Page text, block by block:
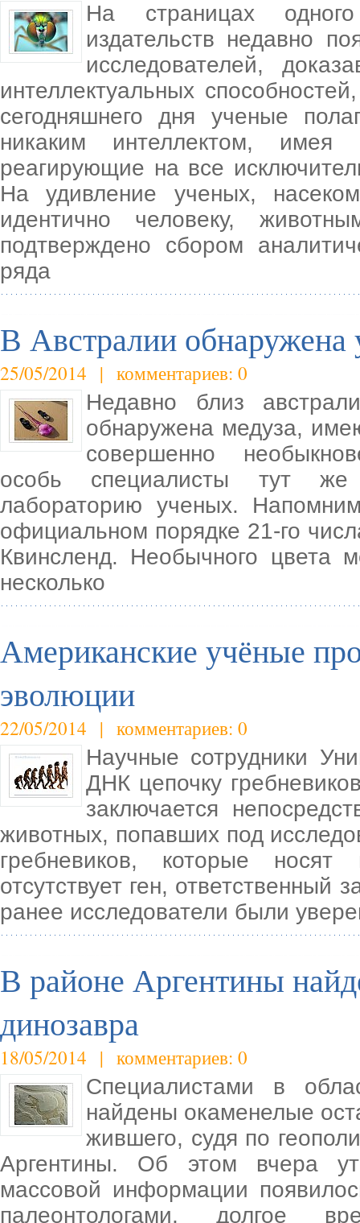
На страницах
издательств недавно
исследователей,
интеллектуальных
сегодняшнего дня ученые
никаким интеллектом,
реагирующие на все
На удивление ученых,
идентично человеку,
подтверждено сбором
ряда
В Австралии обнаружена
25/05/2014 | комментариев: 0
Недавно близ
обнаружена медуза,
совершенно
особь специалисты тут же
лабораторию ученых.
официальном порядке 21-го
Квинсленд. Необычного цвета
несколько
Американские учёные
эволюции
22/05/2014 | комментариев: 0
Научные сотрудники
ДНК цепочку
заключается
животных, попавших под
гребневиков, которые
отсутствует ген,
ранее исследователи были
В районе Аргентины
динозавра
18/05/2014 | комментариев: 0
Специалистами в
найдены окаменелые
жившего, судя по
Аргентины. Об этом вчера
массовой информации
палеонтологами, долгое